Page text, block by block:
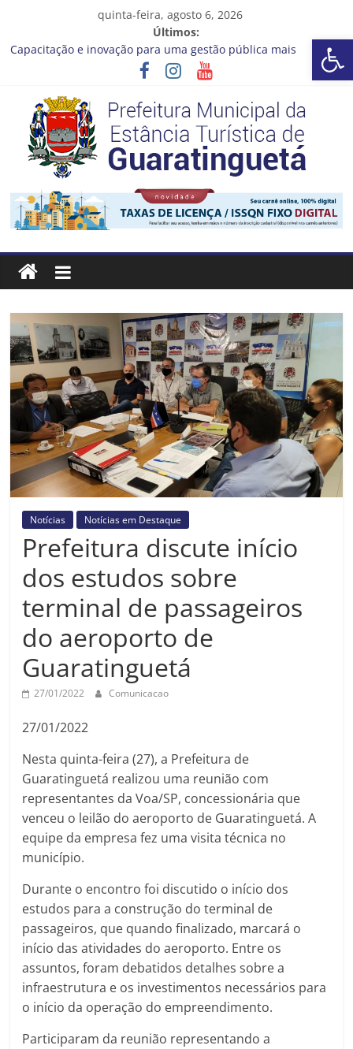
Barra de Ferramentas Aberta
quinta-feira, agosto 6, 2026
Últimos:
Capacitação e inovação para uma gestão pública mais
Seu próximo emprego pode estar mais perto do que você
imagina
Novo curso no Qualifica Guará
Prefeitura de Guaratinguetá divulga novo cronograma dos
editais da PNAB
Guaratinguetá realizará ação de vacinação contra a Febre
Amarela na região da Rocinha
Prefeitura
Estância
Turística
Guaratinguetá
Prefeitura
Estância
Turística
Guaratinguetá
Notícias Notícias em Destaque
Prefeitura discute início
dos estudos sobre
terminal de passageiros
do aeroporto de
Guaratinguetá
27/01/2022 Comunicacao
27/01/2022
Nesta quinta-feira (27), a Prefeitura de
Guaratinguetá realizou uma reunião com
representantes da Voa/SP, concessionária que
venceu o leilão do aeroporto de Guaratinguetá. A
equipe da empresa fez uma visita técnica no
município.
Durante o encontro foi discutido o início dos
estudos para a construção do terminal de
passageiros, que quando finalizado, marcará o
início das atividades do aeroporto. Entre os
assuntos, foram debatidos detalhes sobre a
infraestrutura e os investimentos necessários para
o início da operação do empreendimento.
Participaram da reunião representando a